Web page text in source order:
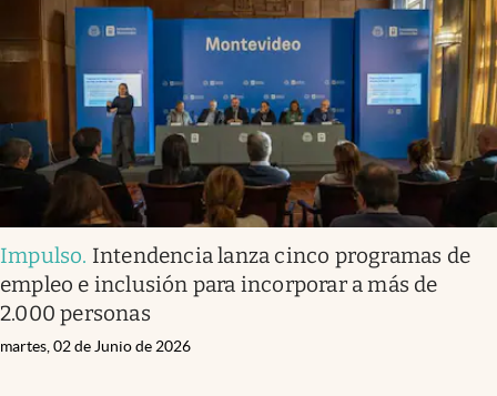
Impulso. Intendencia lanza cinco programas de
empleo e inclusión para incorporar a más de
2.000 personas
martes, 02 de Junio de 2026